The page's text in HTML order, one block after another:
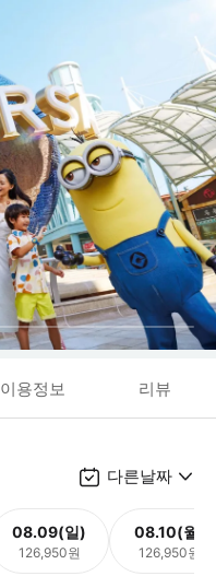
이용정보 리뷰
다른날짜
08.09(일)
126,950원
08.10(월)
126,950원